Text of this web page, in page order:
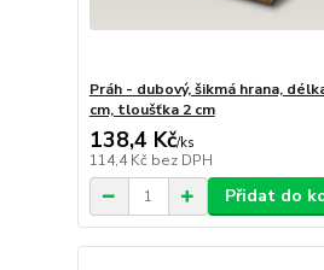
Práh - dubový, šikmá hrana,
cm, tloušťka 2 cm
138,4 Kč/ks
114,4 Kč bez DPH
Přidat do